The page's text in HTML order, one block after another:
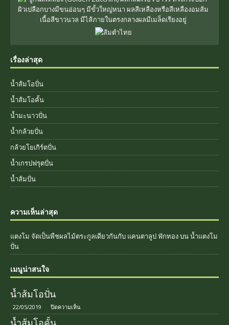
เรื่องล่าสุด
น้ำส้มโอปั่น
น้ำส้มโอคั้น
น้ำมะนาวปั่น
น้ำกล้วยปั่น
กล้วยโยเกิร์ตปั่น
น้ำเกรปฟรุตปั่น
น้ำส้มปั่น
ความเห็นล่าสุด
แตงโม จัดเป็นพืชผลไม้ตระกูลเดียวกันกับ แคนตาลูป ฟักทองบนน้ำแตงโม
ปั่น
เมนูน่าสนใจ
น้ำส้มโอปั่น
22/05/2019 ปิดความเห็น
น้ำส้มโอคั้น